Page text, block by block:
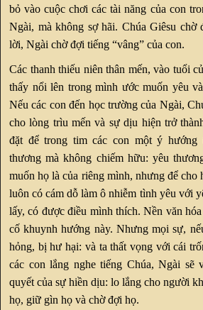
bỏ vào cuộc chơi các tài năng của con
Ngài, mà không sợ hãi. Chúa Giêsu chờ
lời, Ngài chờ đợi tiếng “vâng” của con.
Các thanh thiếu niên thân mến, vào tuổi
thấy nổi lên trong mình ước muốn yêu
Nếu các con đến học trường của Ngài,
cho lòng trìu mến và sự dịu hiện trở
đặt để trong tim các con một ý hướng
thương mà không chiếm hữu: yêu
muốn họ là của riêng mình, nhưng để cho
luôn có cám dỗ làm ô nhiễm tình yêu với
lấy, có được điều mình thích. Nền văn
cố khuynh hướng này. Nhưng mọi sự,
hỏng, bị hư hại: và ta thất vọng với cái
các con lắng nghe tiếng Chúa, Ngài sẽ
quyết của sự hiền dịu: lo lắng cho người
họ, giữ gìn họ và chờ đợi họ.